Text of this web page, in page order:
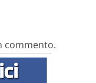
commento.